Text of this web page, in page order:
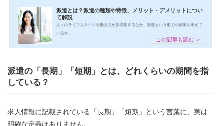
派遣とは？派遣の種類や特徴、メリット・デメリットについ
て解説
人々のライフスタイルや働き方が多様化するなか、派遣という形での就業を考えて
いる方...
この記事も読む ＞
派遣の「長期」「短期」とは、どれくらいの期間を指
している？
求人情報に記載されている「長期」「短期」という言葉に、実は
明確な定義はありません。